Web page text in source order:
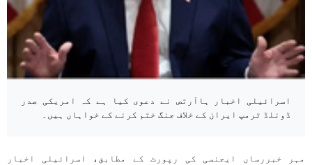
اسرائیلی اخبار ہاآرتص نے دعوی کیا ہے کہ امریکی صدر
ڈونلڈ ٹرمپ ایران کے خلاف جنگ ختم کرنے کے خواہاں ہیں۔
مہر خبررساں ایجنسی کی رپورٹ کے مطابق، اسرائیلی اخبار